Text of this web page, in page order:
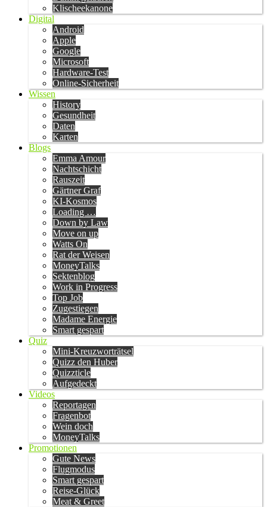
Klischeekanone
Digital
Android
Apple
Google
Microsoft
Hardware-Test
Online-Sicherheit
Wissen
History
Gesundheit
Daten
Karten
Blogs
Emma Amour
Nachtschicht
Rauszeit
Gärtner Graf
KI-Kosmos
Loading …
Down by Law
Move on up
Watts On
Rat der Weisen
MoneyTalks
Sektenblog
Work in Progress
Top Job
Zugestiegen
Madame Energie
Smart gespart
Quiz
Mini-Kreuzworträtsel
Quizz den Huber
Quizzticle
Aufgedeckt
Videos
Reportagen
Fragenbot
Wein doch
MoneyTalks
Promotionen
Gute News
Flugmodus
Smart gespart
Reise-Glück
Meat & Greet